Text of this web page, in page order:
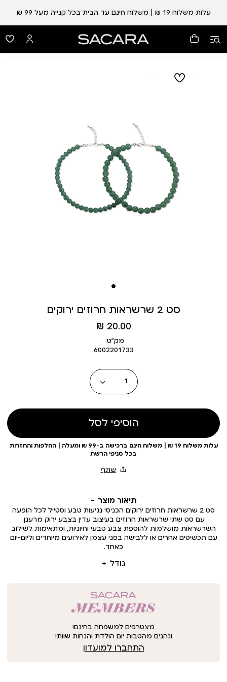
עלות משלוח 19 ₪ | משלוח חינם עד הבית בכל קנייה מעל 99 ₪
סט 2 שרשראות חרוזים ירוקים
מחיר
מוצר
20.00 ₪
מק״ט:
6002201733
כמות
הוסיפי לסל
עלות משלוח 19 ₪ | משלוח חינם ברכישה ב-99 ₪ ומעלה | החלפות והחזרות
בכל סניפי הרשת
תיאור מוצר
גודל
סט 2 שרשראות חרוזים ירוקים הכניסי נגיעות טבע וסטייל לכל הופעה
עם סט שתי שרשראות חרוזים בעיצוב עדין בצבע ירוק מרענן.
השרשראות מושלמות להוספת צבע טבעי וחיוניות, ומתאימות לשילוב
עם תכשיטים אחרים או ללבישה בפני עצמן לאירועים מיוחדים וליום-יום
כאחד.
מצטרפים למשפחה בחינם!
ונהנים מהטבות יום הולדת והנחות שוות!
התחברו למועדון